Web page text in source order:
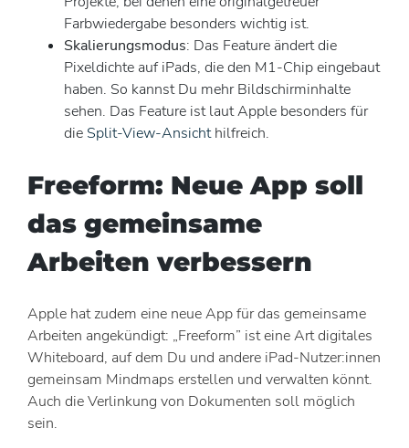
Farbwiedergabe besonders wichtig ist.
Skalierungsmodus: Das Feature ändert die
Pixeldichte auf iPads, die den M1-Chip eingebaut
haben. So kannst Du mehr Bildschirminhalte
sehen. Das Feature ist laut Apple besonders für
die Split-View-Ansichthilfreich.
Freeform: Neue App soll
das gemeinsame
Arbeiten verbessern
Apple hat zudem eine neue App für das gemeinsame
Arbeiten angekündigt: „Freeform” ist eine Art digitales
Whiteboard, auf dem Du und andere iPad-Nutzer:innen
gemeinsam Mindmaps erstellen und verwalten könnt.
Auch die Verlinkung von Dokumenten soll möglich
sein.